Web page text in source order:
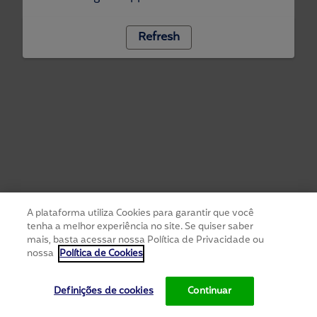
Refresh
A plataforma utiliza Cookies para garantir que você
tenha a melhor experiência no site. Se quiser saber
mais, basta acessar nossa Política de Privacidade ou
nossa Política de Cookies
Definições de cookies Continuar